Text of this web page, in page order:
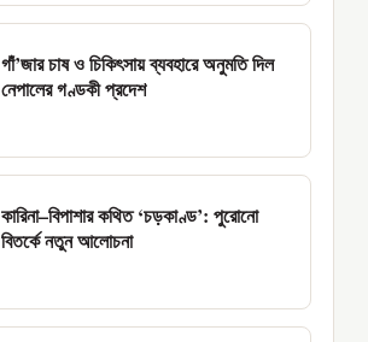
গাঁ’জার চাষ ও চিকিৎসায় ব্যবহারে অনুমতি দিল
নেপালের গণ্ডকী প্রদেশ
কারিনা–বিপাশার কথিত ‘চড়কাণ্ড’: পুরোনো
বিতর্কে নতুন আলোচনা